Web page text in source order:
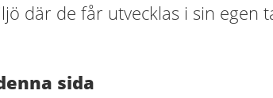
där de får utvecklas i sin egen
sida